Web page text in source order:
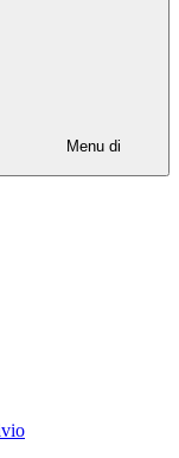
Menu di